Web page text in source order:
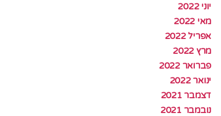
יוני 2022
מאי 2022
אפריל 2022
מרץ 2022
פברואר 2022
ינואר 2022
דצמבר 2021
נובמבר 2021